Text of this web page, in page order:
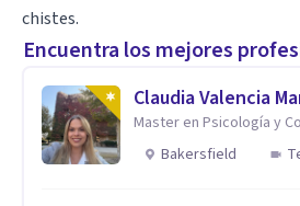
chistes.
Encuentra los mejores
Claudia Valencia
Master en Psicología y
Bakersfield